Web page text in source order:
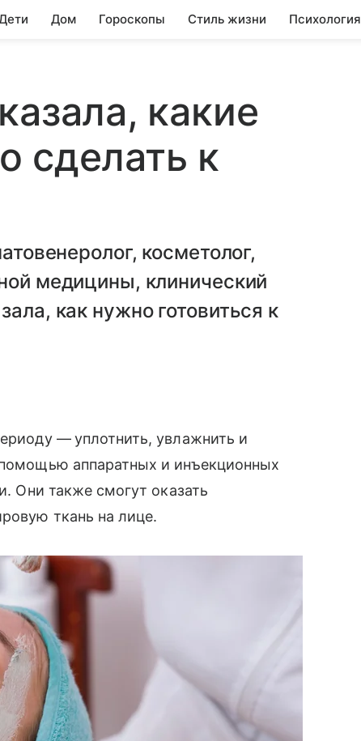
Дом Гороскопы Стиль жизни Психология
какие
сделать к
косметолог,
медицины, клинический
как нужно готовиться к
— уплотнить, увлажнить и
аппаратных и инъекционных
Они также смогут оказать
ткань на лице.